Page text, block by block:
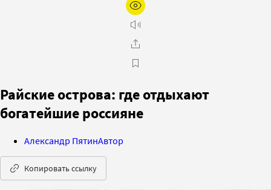
Райские острова: где отдыхают
богатейшие россияне
Александр ПятинАвтор
Копировать ссылку